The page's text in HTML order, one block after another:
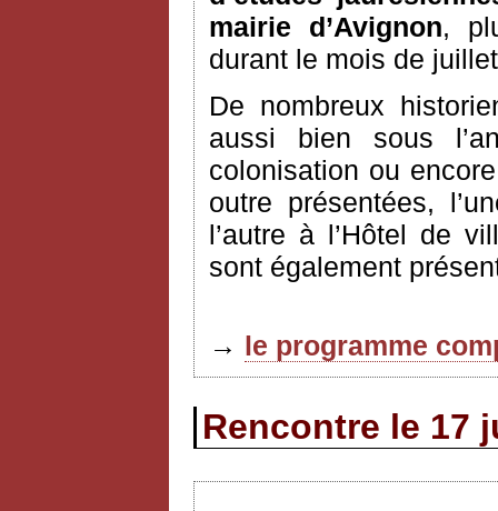
mairie d’Avignon,
durant le mois de
De nombreux
aussi bien sous
colonisation ou
outre présentées,
l’autre à l’Hôtel de
sont également
→ le programme
Rencontre le 17